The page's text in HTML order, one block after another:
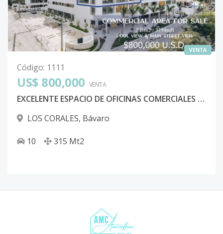
VENTA
Código: 1111
US$ 800,000 VENTA
EXCELENTE ESPACIO DE OFICINAS COMERCIALES EN EL PRESTIGIOSO LOS CORALES
LOS CORALES, Bávaro
10 315 Mt2